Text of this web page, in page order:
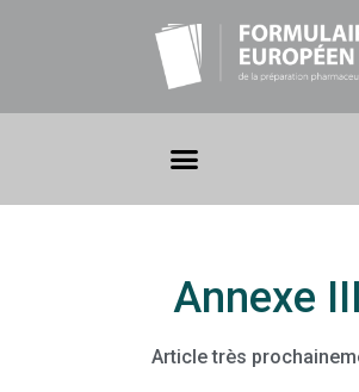
Annexe III
Article très